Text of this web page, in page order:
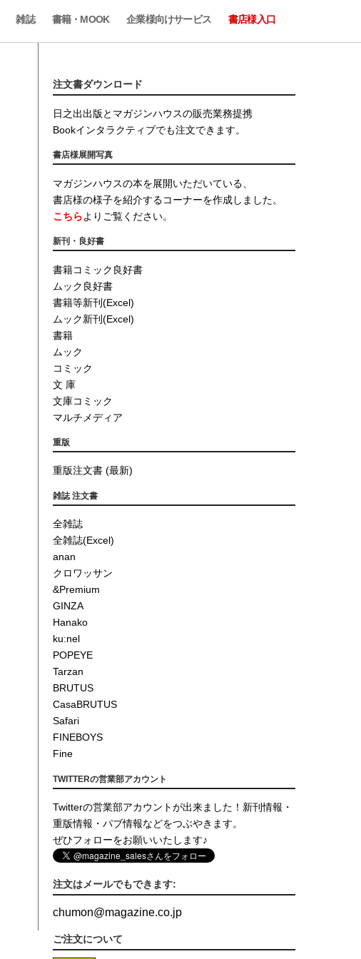
雑誌 書籍・MOOK 企業様向けサービス 書店様入口
注文書ダウンロード
日之出出版とマガジンハウスの販売業務提携
Bookインタラクティブでも注文できます。
書店様展開写真
マガジンハウスの本を展開いただいている、
書店様の様子を紹介するコーナーを作成しました。
こちらよりご覧ください。
新刊・良好書
書籍コミック良好書
ムック良好書
書籍等新刊(Excel)
ムック新刊(Excel)
書籍
ムック
コミック
文 庫
文庫コミック
マルチメディア
重版
重版注文書 (最新)
雑誌 注文書
全雑誌
全雑誌(Excel)
anan
クロワッサン
&Premium
GINZA
Hanako
ku:nel
POPEYE
Tarzan
BRUTUS
CasaBRUTUS
Safari
FINEBOYS
Fine
TWITTERの営業部アカウント
Twitterの営業部アカウントが出来ました！新刊情報・
重版情報・パブ情報などをつぶやきます。
ぜひフォローをお願いいたします♪
注文はメールでもできます:
chumon@magazine.co.jp
ご注文について